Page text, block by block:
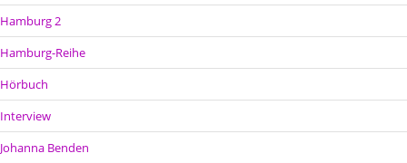
Hamburg 2
Hamburg-Reihe
Hörbuch
Interview
Johanna Benden